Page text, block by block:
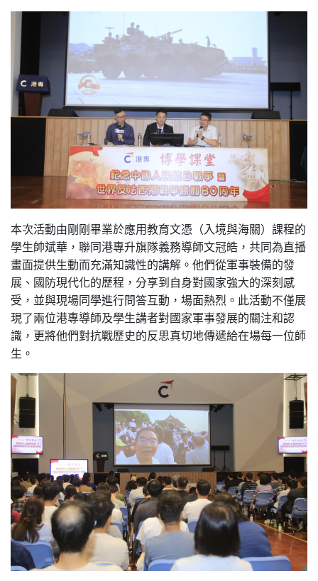
本次活動由剛剛畢業於應用教育文憑（入境與海關）課程的
學生帥斌華，聯同港專升旗隊義務導師文冠皓，共同為直播
畫面提供生動而充滿知識性的講解。他們從軍事裝備的發
展、國防現代化的歷程，分享到自身對國家強大的深刻感
受，並與現場同學進行問答互動，場面熱烈。此活動不僅展
現了兩位港專導師及學生講者對國家軍事發展的關注和認
識，更將他們對抗戰歷史的反思真切地傳遞給在場每一位師
生。